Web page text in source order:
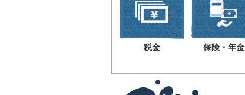
税金 保険・年金